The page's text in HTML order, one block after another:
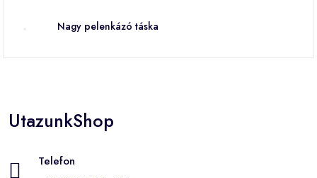
Nagy pelenkázó táska
UtazunkShop
Telefon